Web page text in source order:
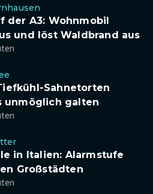
der A3: Wohnmobil
und löst Waldbrand aus
Sahnetorten
unmöglich galten
in Italien: Alarmstufe
Großstädten